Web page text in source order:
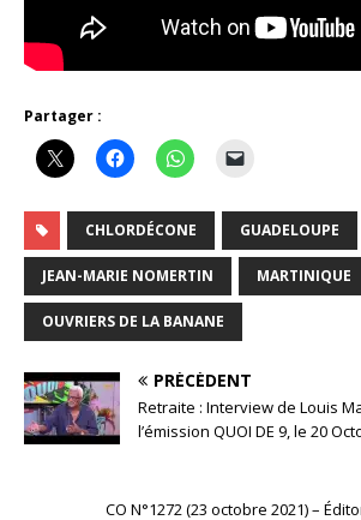
Partager :
CHLORDÉCONE GUADELOUPE
JEAN-MARIE NOMERTIN MARTINIQUE
OUVRIERS DE LA BANANE
PRÉCÉDENT
Retraite : Interview de Louis
l’émission QUOI DE 9, le 20
CO N°1272 (23 octobre 2021) –